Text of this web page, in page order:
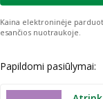
Kaina elektroninėje
esančios nuotraukoje.
Papildomi pasiūlymai: